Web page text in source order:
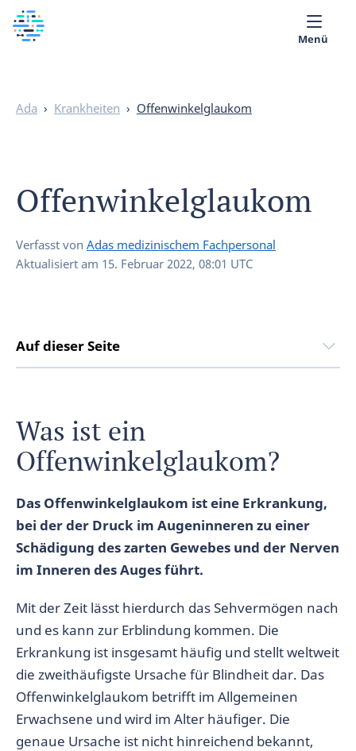
Menü
Ada › Krankheiten › Offenwinkelglaukom
Offenwinkelglaukom
Verfasst von Adas medizinischem Fachpersonal
Aktualisiert am 15. Februar 2022, 08:01 UTC
Auf dieser Seite
Was ist ein
Offenwinkelglaukom?
Das Offenwinkelglaukom ist eine Erkrankung,
bei der der Druck im Augeninneren zu einer
Schädigung des zarten Gewebes und der Nerven
im Inneren des Auges führt.
Mit der Zeit lässt hierdurch das Sehvermögen nach
und es kann zur Erblindung kommen. Die
Erkrankung ist insgesamt häufig und stellt weltweit
die zweithäufigste Ursache für Blindheit dar. Das
Offenwinkelglaukom betrifft im Allgemeinen
Erwachsene und wird im Alter häufiger. Die
genaue Ursache ist nicht hinreichend bekannt,